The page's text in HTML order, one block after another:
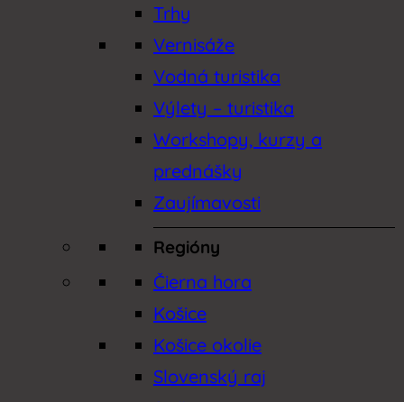
Trhy
Vernisáže
Vodná turistika
Výlety – turistika
Workshopy, kurzy a
prednášky
Zaujímavosti
Regióny
Čierna hora
Košice
Košice okolie
Slovenský raj